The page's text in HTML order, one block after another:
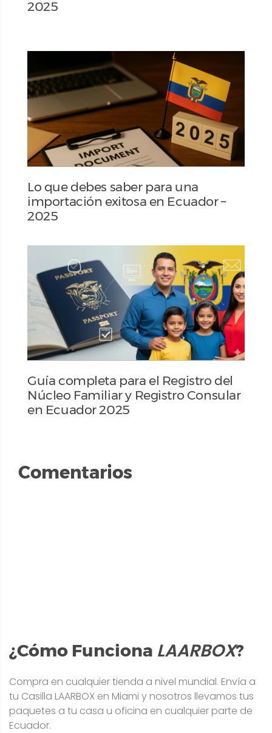
2025
Lo que debes saber para una
importación exitosa en Ecuador –
2025
Guía completa para el Registro del
Núcleo Familiar y Registro Consular
en Ecuador 2025
Comentarios
¿Cómo Funciona LAARBOX?
Compra en cualquier tienda a nivel mundial. Envía a
tu Casilla LAARBOX en Miami y nosotros llevamos tus
paquetes a tu casa u oficina en cualquier parte de
Ecuador.